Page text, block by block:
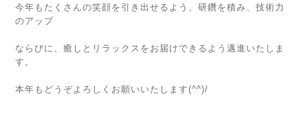
今年もたくさんの笑顔を引き出せるよう、研鑽を積み、技術力
のアップ
ならびに、癒しとリラックスをお届けできるよう邁進いたしま
す。
本年もどうぞよろしくお願いいたします(^^)/